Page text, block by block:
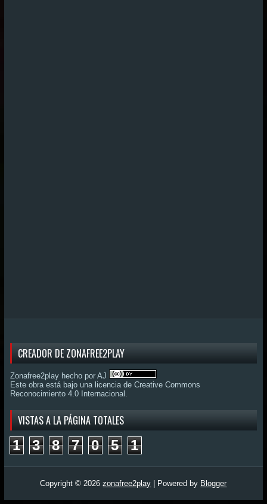
CREADOR DE ZONAFREE2PLAY
Zonafree2play hecho por AJ
Este obra está bajo una licencia de Creative Commons
Reconocimiento 4.0 Internacional
VISTAS A LA PÁGINA TOTALES
1 3 8 7 0 5 1
Copyright © 2026zonafree2play | Powered by Blogger